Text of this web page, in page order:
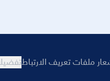
ملفات تعريف الارتباط